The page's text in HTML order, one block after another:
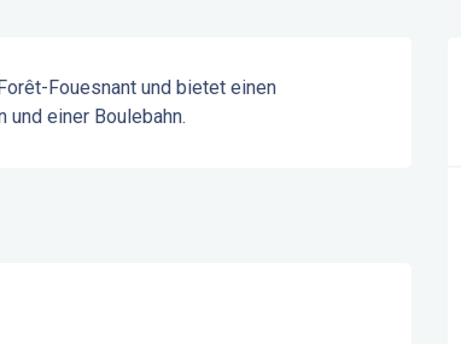
Fouesnant und bietet einen
einer Boulebahn.